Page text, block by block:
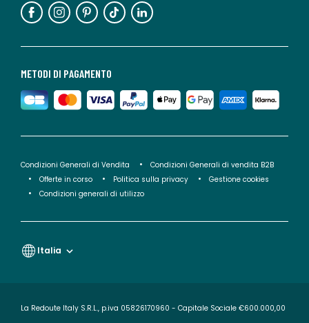
METODI DI PAGAMENTO
Condizioni Generali di Vendita
Condizioni Generali di vendita B2B
Offerte in corso
Politica sulla privacy
Gestione cookies
Condizioni generali di utilizzo
Italia
La Redoute Italy S.R.L., p.iva 05826170960 - Capitale Sociale €600.000,00